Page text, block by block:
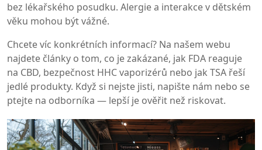
bez lékařského posudku. Alergie a interakce v dětském
věku mohou být vážné.
Chcete víc konkrétních informací? Na našem webu
najdete články o tom, co je zakázané, jak FDA reaguje
na CBD, bezpečnost HHC vaporizérů nebo jak TSA řeší
jedlé produkty. Když si nejste jisti, napište nám nebo se
ptejte na odborníka — lepší je ověřit než riskovat.